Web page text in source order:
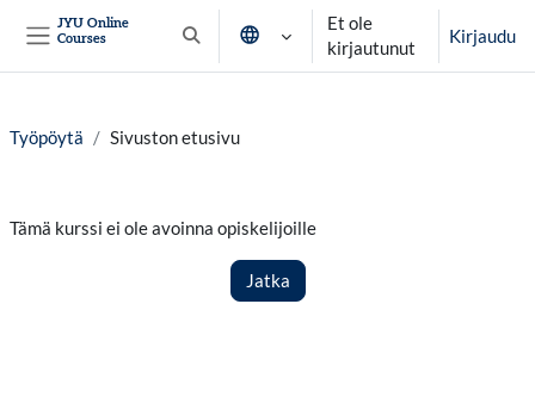
JYU Online
Courses
Vaihda hakusyöttöä
Et ole
kirjautunut
Kirjaudu
Työpöytä Sivuston etusivu
Tämä kurssi ei ole avoinna opiskelijoille
Jatka